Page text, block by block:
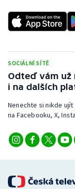
SOCIÁLNÍ SÍTĚ
Odteď vám už
i na dalších
Nenechte si nikde
na Facebooku, X,